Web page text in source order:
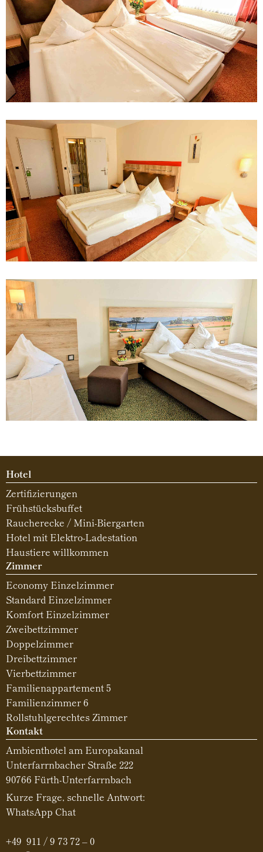
Hotel
Zertifizierungen
Frühstücksbuffet
Raucherecke / Mini-Biergarten
Hotel mit Elektro-Ladestation
Haustiere willkommen
Zimmer
Economy Einzelzimmer
Standard Einzelzimmer
Komfort Einzelzimmer
Zweibettzimmer
Doppelzimmer
Dreibettzimmer
Vierbettzimmer
Familienappartement 5
Familienzimmer 6
Rollstuhlgerechtes Zimmer
Kontakt
Ambienthotel am Europakanal
Unterfarrnbacher Straße 222
90766 Fürth-Unterfarrnbach
Kurze Frage, schnelle Antwort:
WhatsApp Chat
+49 911 / 9 73 72 – 0